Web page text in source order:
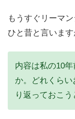
もうすぐリーマ
ひと昔と言います
内容は私の10
か。どれくら
り返っておこう